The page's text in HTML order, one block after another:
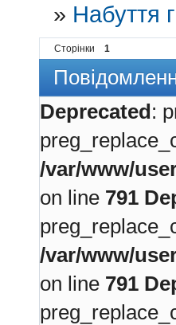
» Набуття
Сторінки 1
Deprecated:
/var/www/
on line 791
/var/www/
on line 791